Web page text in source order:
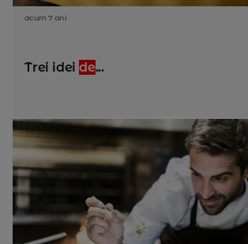
acum 7 ani
Trei idei de...